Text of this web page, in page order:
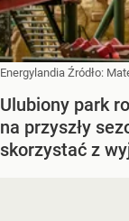
Energylandia Źródło:
Ulubiony park
na przyszły
skorzystać z